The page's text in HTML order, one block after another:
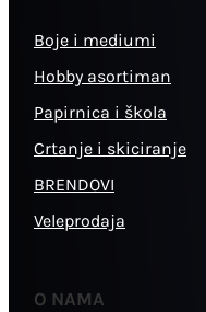
Boje i mediumi
Hobby asortiman
Papirnica i škola
Crtanje i skiciranje
BRENDOVI
Veleprodaja
O NAMA